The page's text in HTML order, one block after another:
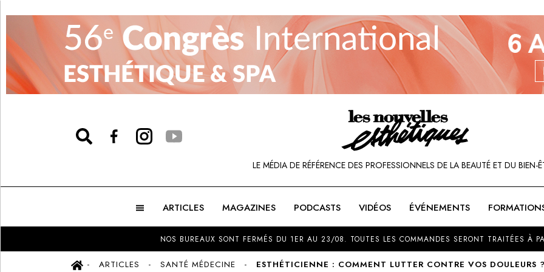
LE MÉDIA DE RÉFÉRENCE DES PROFESSIONNELS DE LA BEAUTÉ ET DU BIEN-
ARTICLES MAGAZINES PODCASTS VIDÉOS ÉVÉNEMENTS
NOS BUREAUX SONT FERMÉS DU 1ER AU 23/08. TOUTES LES COMMANDES SERONT TRAITÉES À
ARTICLES SANTÉ MÉDECINE ESTHÉTICIENNE : COMMENT LUTTER CONTRE VOS DOULEURS ?